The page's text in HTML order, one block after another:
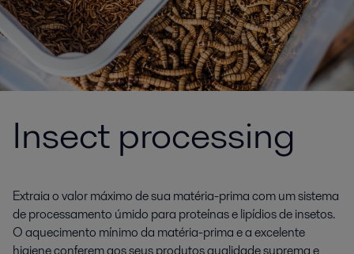
Insect processing
Extraia o valor máximo de sua matéria-prima com um sistema
de processamento úmido para proteínas e lipídios de insetos.
O aquecimento mínimo da matéria-prima e a excelente